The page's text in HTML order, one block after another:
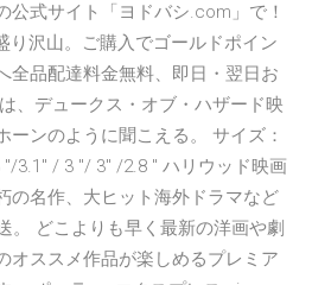
公式サイト「ヨドバシ.com」で！
り沢山。ご購入でゴールドポイン
全品配達料金無料、即日・翌日お
、デュークス・オブ・ハザード映
ーンのように聞こえる。 サイズ：
"/3.1" / 3 "/ 3" /2.8 " ハリウッド映画
の名作、大ヒット海外ドラマなど
。 どこよりも早く最新の洋画や劇
オススメ作品が楽しめるプレミア